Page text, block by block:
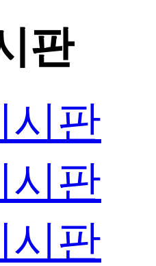
판
시판
시판
시판